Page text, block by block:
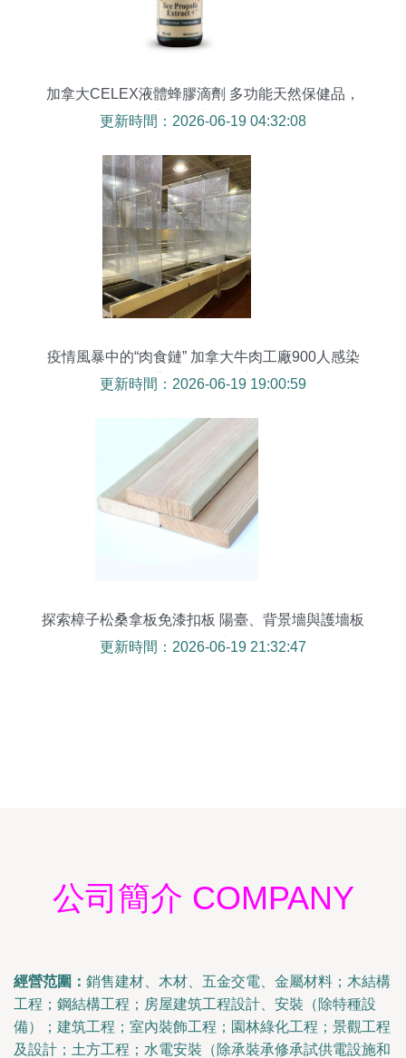
加拿大CELEX液體蜂膠滴劑 多功能天然保健品，
守護健康好選擇
更新時間：2026-06-19 04:32:08
疫情風暴中的“肉食鏈” 加拿大牛肉工廠900人感染
背后的生存困境
更新時間：2026-06-19 19:00:59
探索樟子松桑拿板免漆扣板 陽臺、背景墻與護墻板
的多功能應用
更新時間：2026-06-19 21:32:47
公司簡介 COMPANY
經營范圍： 銷售建材、木材、五金交電、金屬材料；木結構
工程；鋼結構工程；房屋建筑工程設計、安裝（除特種設
備）；建筑工程；室內裝飾工程；園林綠化工程；景觀工程
及設計；土方工程；水電安裝（除承裝承修承試供電設施和